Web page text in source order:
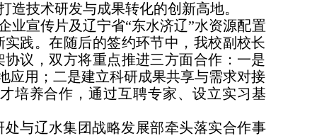
技术研发与成果转化的创新高地。
业宣传片及辽宁省“东水济辽”水资源配置
践。在随后的签约环节中，我校副校长
议，双方将重点推进三方面合作：一是
应用；二是建立科研成果共享与需求对接
培养合作，通过互聘专家、设立实习基
与辽水集团战略发展部牵头落实合作事